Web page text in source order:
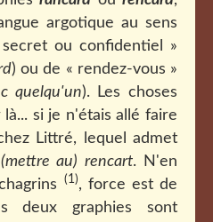
argotique au sens
ou confidentiel »
) ou de « rendez-vous »
quelqu'un). Les choses
si je n'étais allé faire
Littré, lequel admet
(mettre au) rencart. N'en
(1), force est de
deux graphies sont